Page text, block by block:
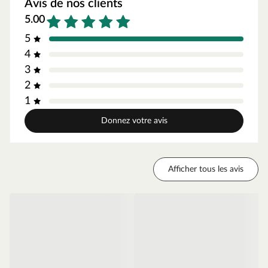
extérieur parfait avec le bardage Symphony.
Cannelures discrètes 1 fois
Résistant aux moisissures et aux champignons grâce au
Surface mate et huilée
Pose facile grâce à des clips invisibles en acier inoxydable
Matériau - bambou traité thermiquement
Avis de nos clients
5.00
5
4
3
2
1
Donnez votre avis
Afficher tous les avis